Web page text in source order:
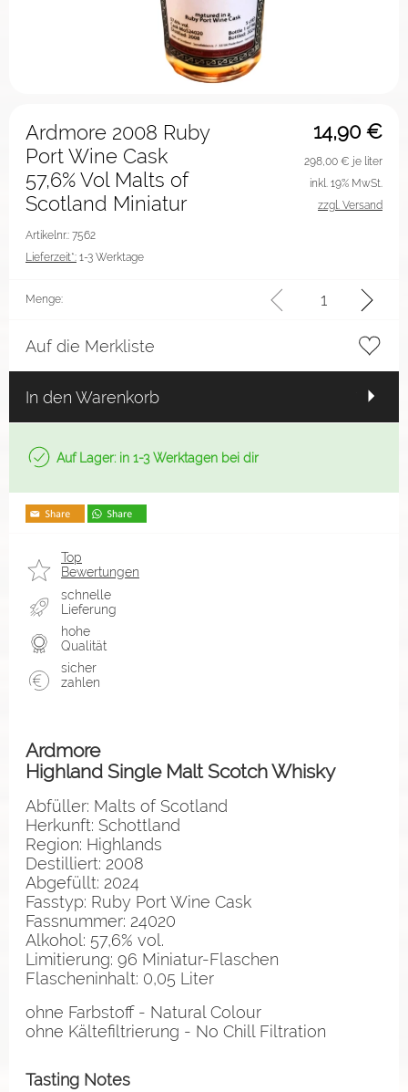
14,90 €
Ardmore 2008 Ruby
Port Wine Cask
57,6% Vol Malts of
Scotland Miniatur
Artikelnr.: 7562
Lieferzeit*: 1-3 Werktage
298,00 € je liter
inkl. 19% MwSt.
zzgl. Versand
Menge:
Auf die Merkliste
In den Warenkorb
Auf Lager: in 1-3 Werktagen bei dir
Top
Bewertungen
schnelle
Lieferung
hohe
Qualität
sicher
zahlen
Ardmore
Highland Single Malt Scotch Whisky
Abfüller: Malts of Scotland
Herkunft: Schottland
Region: Highlands
Destilliert: 2008
Abgefüllt: 2024
Fasstyp: Ruby Port Wine Cask
Fassnummer: 24020
Alkohol: 57,6% vol.
Limitierung: 96 Miniatur-Flaschen
Flascheninhalt: 0,05 Liter
ohne Farbstoff - Natural Colour
ohne Kältefiltrierung - No Chill Filtration
Tasting Notes